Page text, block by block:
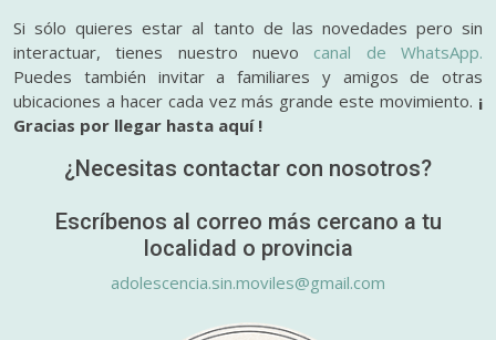
Si sólo quieres estar al tanto de las novedades pero sin
interactuar, tienes nuestro nuevo canal de WhatsApp.
Puedes también invitar a familiares y amigos de otras
ubicaciones a hacer cada vez más grande este movimiento. ¡
Gracias por llegar hasta aquí !
¿Necesitas contactar con nosotros?
Escríbenos al correo más cercano a tu
localidad o provincia
adolescencia.sin.moviles@gmail.com